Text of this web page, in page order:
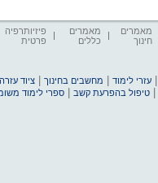
מאמרים
חינוך
מאמרים
כללים
פיזיותרפיה
פרטית
עזרי לימוד מחשבים בחינוך |ציוד
|טיפול בהפרעת קשב |ספרי לימוד